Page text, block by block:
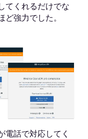
てくれるだけでな
強力でした。
電話で対応してく